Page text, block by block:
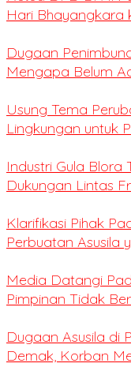
Hari Bhayangkara
Dugaan
Mengapa Belum
Usung Tema
Lingkungan untuk
Industri Gula
Dukungan Lintas
Klarifikasi Pihak
Perbuatan Asusila
Media Datangi
Pimpinan Tidak
Dugaan Asusila di
Demak, Korban